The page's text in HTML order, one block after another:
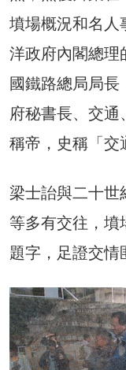
墳場概況和名人
洋政府內閣總理
國鐵路總局局
府秘書長、交
稱帝，史稱「交
梁士詒與二十世
等多有交往，墳
題字，足證交情